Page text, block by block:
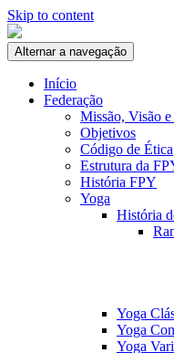
Skip to content
Alternar a navegação
Início
Federação
Missão, Visão
Objetivos
Código de Ética
Estrutura da
História FPY
Yoga
História
Yoga
Yoga
Yoga